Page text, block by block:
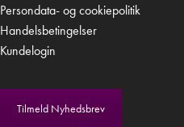
Persondata- og cookiepolitik
Handelsbetingelser
Kundelogin
Tilmeld Nyhedsbrev